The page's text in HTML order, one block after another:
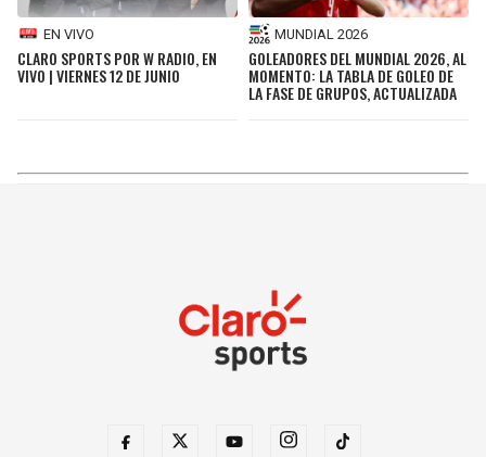
EN VIVO
CLARO SPORTS POR W RADIO, EN
VIVO | VIERNES 12 DE JUNIO
MUNDIAL 2026
GOLEADORES DEL MUNDIAL 2026, AL
MOMENTO: LA TABLA DE GOLEO DE
LA FASE DE GRUPOS, ACTUALIZADA